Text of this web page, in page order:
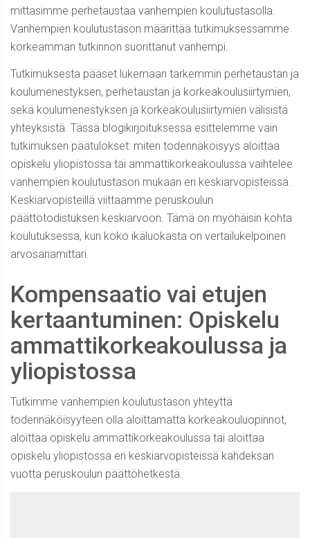
mittasimme perhetaustaa vanhempien koulutustasolla.
Vanhempien koulutustason määrittää tutkimuksessamme
korkeamman tutkinnon suorittanut vanhempi.
Tutkimuksesta pääset lukemaan tarkemmin perhetaustan ja
koulumenestyksen, perhetaustan ja korkeakoulusiirtymien,
sekä koulumenestyksen ja korkeakoulusiirtymien välisistä
yhteyksistä. Tässä blogikirjoituksessa esittelemme vain
tutkimuksen päätulokset: miten todennäköisyys aloittaa
opiskelu yliopistossa tai ammattikorkeakoulussa vaihtelee
vanhempien koulutustason mukaan eri keskiarvopisteissä.
Keskiarvopisteillä viittaamme peruskoulun
päättötodistuksen keskiarvoon. Tämä on myöhäisin kohta
koulutuksessa, kun koko ikäluokasta on vertailukelpoinen
arvosanamittari.
Kompensaatio vai etujen
kertaantuminen: Opiskelu
ammattikorkeakoulussa ja
yliopistossa
Tutkimme vanhempien koulutustason yhteyttä
todennäköisyyteen olla aloittamatta korkeakouluopinnot,
aloittaa opiskelu ammattikorkeakoulussa tai aloittaa
opiskelu yliopistossa eri keskiarvopisteissä kahdeksan
vuotta peruskoulun päättöhetkestä.